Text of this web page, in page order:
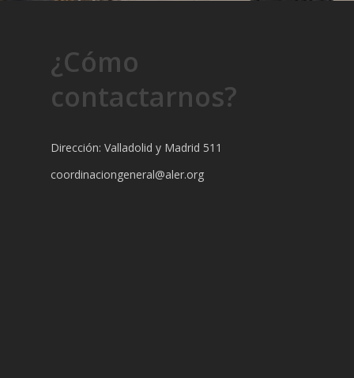
¿Cómo
contactarnos?
Dirección: Valladolid y Madrid 511
coordinaciongeneral@aler.org